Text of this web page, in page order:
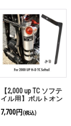
【2,000 up TC ソフテ
イル用】ボルトオン
イズ オリジナル エ
7,700円 (税込)